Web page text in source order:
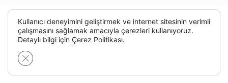
Kullanıcı deneyimini geliştirmek ve internet sitesinin verimli
çalışmasını sağlamak amacıyla çerezleri kullanıyoruz.
Detaylı bilgi için Çerez Politikası.
GDPR çerez şeridini kapat